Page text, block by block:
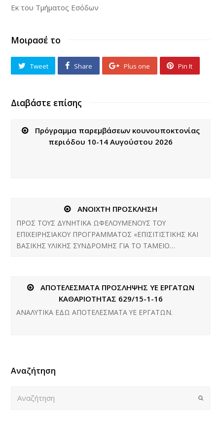
Εκ του Τμήματος Εσόδων
Μοιρασέ το
Tweet Share Plus one Pin It
Διαβάστε επίσης
Πρόγραμμα παρεμβάσεων κουνουποκτονίας
περιόδου 10-14 Αυγούστου 2026
ΑΝΟΙΧΤΗ ΠΡΟΣΚΛΗΣΗ
ΠΡΟΣ ΤΟΥΣ ΔΥΝΗΤΙΚΑ ΩΦΕΛΟΥΜΕΝΟΥΣ ΤΟΥ
ΕΠΙΧΕΙΡΗΣΙΑΚΟΥ ΠΡΟΓΡΑΜΜΑΤΟΣ «ΕΠΙΣΙΤΙΣΤΙΚΗΣ ΚΑΙ
ΒΑΣΙΚΗΣ ΥΛΙΚΗΣ ΣΥΝΔΡΟΜΗΣ ΓΙΑ ΤΟ ΤΑΜΕΙΟ…
ΑΠΟΤΕΛΕΣΜΑΤΑ ΠΡΟΣΛΗΨΗΣ ΥΕ ΕΡΓΑΤΩΝ
ΚΑΘΑΡΙΟΤΗΤΑΣ 629/15-1-16
ΑΝΑΛΥΤΙΚΑ ΕΔΩ ΑΠΟΤΕΛΕΣΜΑΤΑ ΥΕ ΕΡΓΑΤΩΝ.
Αναζήτηση
Submit